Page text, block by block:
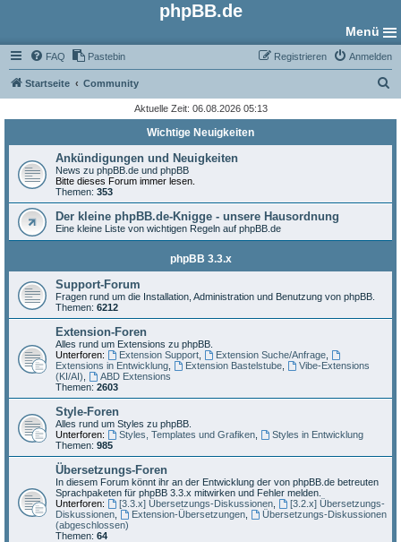
phpBB.de
Menü
FAQ Pastebin Anmelden
Registrieren
Startseite Community
h
Aktuelle Zeit: 06.08.2026 05:13
Wichtige Neuigkeiten
Ankündigungen und Neuigkeiten
News zu phpBB.de und phpBB
Bitte dieses Forum immer lesen.
Themen: 353
Der kleine phpBB.de-Knigge - unsere Hausordnung
Eine kleine Liste von wichtigen Regeln auf phpBB.de
phpBB 3.3.x
Support-Forum
Fragen rund um die Installation, Administration und Benutzung von phpBB.
Themen: 6212
Extension-Foren
Alles rund um Extensions zu phpBB.
Unterforen:
Extension Support, Extension Suche/Anfrage,
Extensions in Entwicklung
Extension Bastelstube,
Vibe-Extensions
(KI/AI)
ABD Extensions
Themen: 2603
Style-Foren
Alles rund um Styles zu phpBB.
Unterforen:
Styles, Templates und Grafiken,
Styles in Entwicklung
Themen: 985
Übersetzungs-Foren
In diesem Forum könnt ihr an der Entwicklung der von phpBB.de betreuten
Sprachpaketen für phpBB 3.3.x mitwirken und Fehler melden.
Unterforen:
[3.3.x] Übersetzungs-Diskussionen,
[3.2.x] Übersetzungs-
Diskussionen
Extension-Übersetzungen,
Übersetzungs-Diskussionen
(abgeschlossen)
Themen: 64